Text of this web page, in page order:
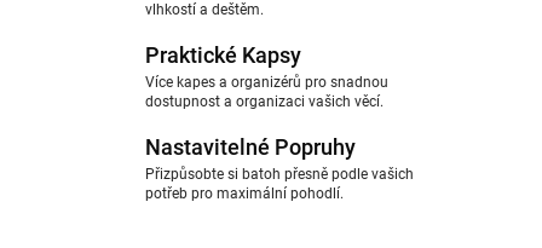
vlhkostí a deštěm.
Praktické Kapsy
Více kapes a organizérů pro snadnou
dostupnost a organizaci vašich věcí.
Nastavitelné Popruhy
Přizpůsobte si batoh přesně podle vašich
potřeb pro maximální pohodlí.